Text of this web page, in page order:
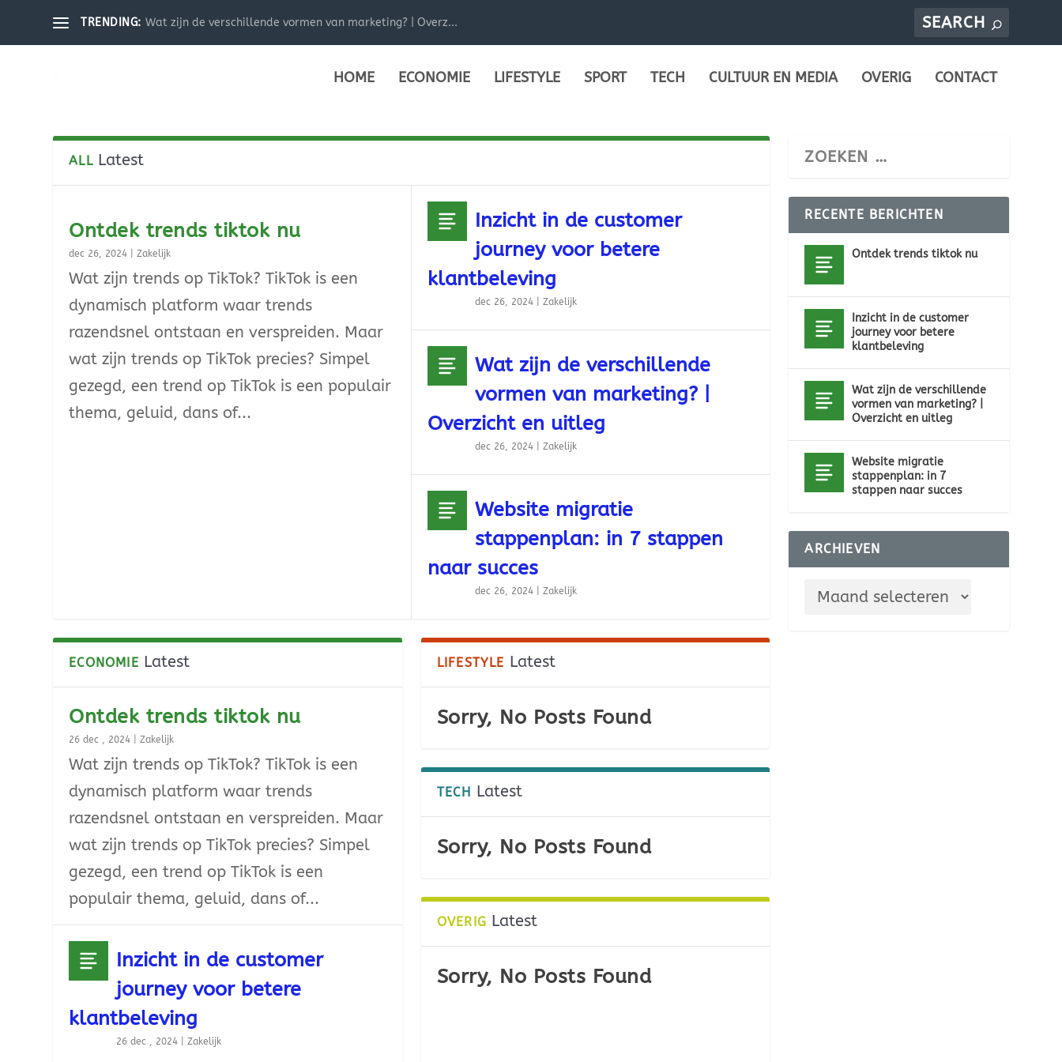
TRENDING: Wat zijn de verschillende vormen van marketing? | Overz...
HOME ECONOMIE LIFESTYLE SPORT TECH CULTUUR EN MEDIA OVERIG CONTACT
ALL Latest
Ontdek trends tiktok nu
dec 26, 2024 |Zakelijk
Wat zijn trends op TikTok? TikTok is een
dynamisch platform waar trends
razendsnel ontstaan en verspreiden. Maar
wat zijn trends op TikTok precies? Simpel
gezegd, een trend op TikTok is een populair
thema, geluid, dans of...
Inzicht in de customer
journey voor betere
klantbeleving
dec 26, 2024| Zakelijk
Wat zijn de verschillende
vormen van marketing? |
Overzicht en uitleg
dec 26, 2024| Zakelijk
Website migratie
stappenplan: in 7 stappen
naar succes
dec 26, 2024| Zakelijk
ECONOMIE Latest
Ontdek trends tiktok nu
26 dec , 2024 |Zakelijk
Wat zijn trends op TikTok? TikTok is een
dynamisch platform waar trends
razendsnel ontstaan en verspreiden. Maar
wat zijn trends op TikTok precies? Simpel
gezegd, een trend op TikTok is een
populair thema, geluid, dans of...
Inzicht in de customer
journey voor betere
klantbeleving
26 dec , 2024 |Zakelijk
LIFESTYLE Latest
Sorry, No Posts Found
TECH Latest
Sorry, No Posts Found
OVERIG Latest
Sorry, No Posts Found
RECENTE BERICHTEN
Ontdek trends tiktok nu
Inzicht in de customer
journey voor betere
klantbeleving
Wat zijn de verschillende
vormen van marketing? |
Overzicht en uitleg
Website migratie
stappenplan: in 7
stappen naar succes
ARCHIEVEN